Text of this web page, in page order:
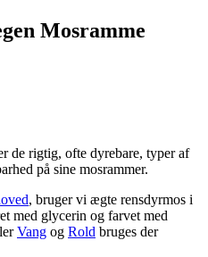
Mosramme
de rigtig, ofte dyrebare, typer af
på sine mosrammer.
, bruger vi ægte rensdyrmos i
med glycerin og farvet med
Vang og Rold bruges der